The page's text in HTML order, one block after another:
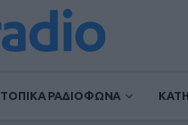
ΤΟΠΙΚΑ ΡΑΔΙΟΦΩΝΑ